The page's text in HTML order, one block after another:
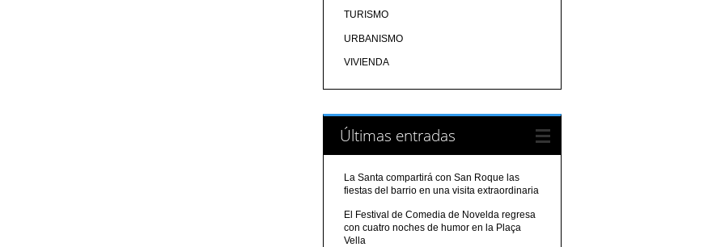
TURISMO
URBANISMO
VIVIENDA
Últimas entradas
La Santa compartirá con San Roque las
fiestas del barrio en una visita extraordinaria
El Festival de Comedia de Novelda regresa
con cuatro noches de humor en la Plaça
Vella